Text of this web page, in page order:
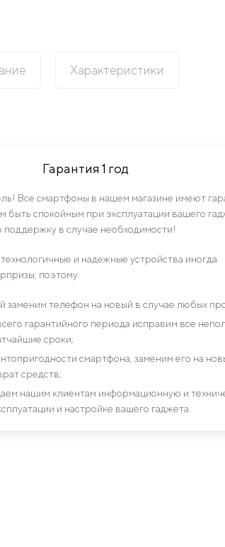
Характеристики
Гарантия 1 год
Все смартфоны в нашем магазине имеют
быть спокойным при эксплуатации вашего
поддержку в случае необходимости!
и надежные устройства иногда
поэтому:
заменим телефон на новый в случае любых
гарантийного периода исправим все
сроки;
смартфона, заменим его на
средств;
нашим клиентам информационную и
и настройке вашего гаджета.